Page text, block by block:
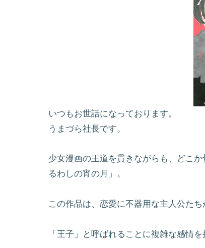
いつもお世話になっております。
うまづら社長です。
少女漫画の王道を貫きながらも、どこ
るわしの宵の月」。
この作品は、恋愛に不器用な主人公た
「王子」と呼ばれることに複雑な感情